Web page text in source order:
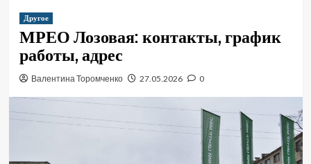
Другое
МРЕО Лозовая: контакты, график
работы, адрес
Валентина Торомченко 27.05.2026 0